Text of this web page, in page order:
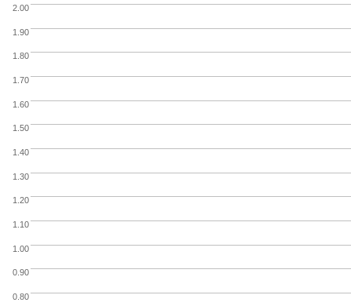
1.00
1.50
2.00
0.80
0.90
1.10
1.20
1.30
1.40
1.60
1.70
1.80
1.90